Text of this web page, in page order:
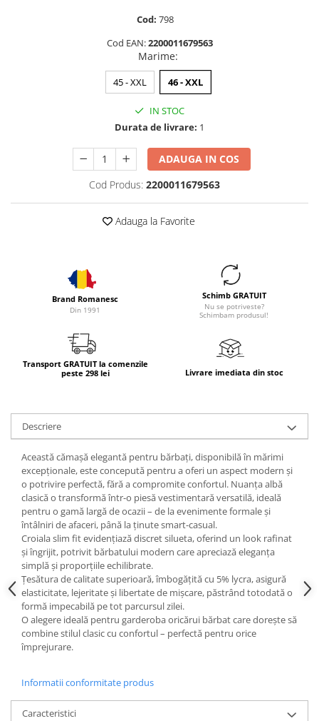
Cod: 798
Cod EAN:2200011679563
Marime:
45 - XXL 46 - XXL
IN STOC
Durata de livrare: 1
ADAUGA IN COS
Cod Produs: 2200011679563
Adauga la Favorite
Brand Romanesc
Din 1991
Schimb GRATUIT
Nu se potriveste?
Schimbam produsul!
Transport GRATUIT la comenzile
peste 298 lei
Livrare imediata din stoc
Descriere
Această cămașă elegantă pentru bărbați, disponibilă în mărimi
excepționale, este concepută pentru a oferi un aspect modern și
o potrivire perfectă, fără a compromite confortul. Nuanțaalbă
clasicăo transformă într-o piesă vestimentară versatilă, ideală
pentru o gamă largă de ocazii – de la evenimente formale și
întâlniri de afaceri, până la ținute smart-casual.
Croialaslim fitevidențiază discret silueta, oferind un look rafinat
și îngrijit, potrivit bărbatului modern care apreciază eleganța
simplă și proporțiile echilibrate.
Țesătura decalitate superioară, îmbogățită cu 5% lycra, asigură
elasticitate, lejeritateși libertate de mișcare, păstrând totodată o
formă impecabilă pe tot parcursul zilei.
O alegere ideală pentru garderoba oricărui bărbat care dorește să
combinestilul clasiccu confortul– perfectă pentru orice
împrejurare.
Informatii conformitate produs
Caracteristici